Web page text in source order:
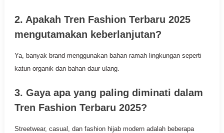
2. Apakah Tren Fashion Terbaru 2025
mengutamakan keberlanjutan?
Ya, banyak brand menggunakan bahan ramah lingkungan seperti
katun organik dan bahan daur ulang.
3. Gaya apa yang paling diminati dalam
Tren Fashion Terbaru 2025?
Streetwear, casual, dan fashion hijab modern adalah beberapa